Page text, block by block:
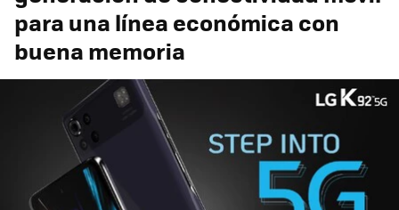
para una línea económica con
buena memoria